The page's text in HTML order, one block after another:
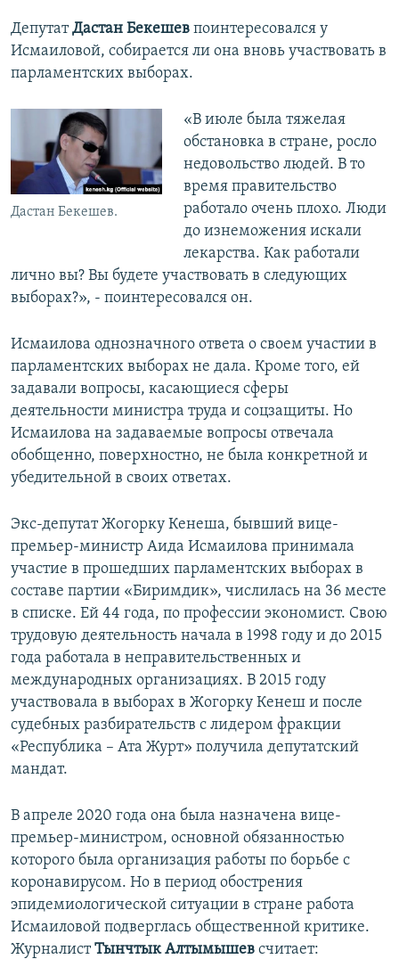
ДепутатДастан Бекешев поинтересовался у
Исмаиловой, собирается ли она вновь участвовать в
парламентских выборах.
Дастан Бекешев.
«В июле была тяжелая
обстановка в стране, росло
недовольство людей. В то
время правительство
работало очень плохо. Люди
до изнеможения искали
лекарства. Как работали
лично вы? Вы будете участвовать в следующих
выборах?», - поинтересовался он.
Исмаилова однозначного ответа о своем участии в
парламентских выборах не дала. Кроме того, ей
задавали вопросы, касающиеся сферы
деятельности министра труда и соцзащиты. Но
Исмаилова на задаваемые вопросы отвечала
обобщенно, поверхностно, не была конкретной и
убедительной в своих ответах.
Экс-депутат Жогорку Кенеша, бывший вице-
премьер-министр Аида Исмаилова принимала
участие в прошедших парламентских выборах в
составе партии «Биримдик», числилась на 36 месте
в списке. Ей 44 года, по профессии экономист. Свою
трудовую деятельность начала в 1998 году и до 2015
года работала в неправительственных и
международных организациях. В 2015 году
участвовала в выборах в Жогорку Кенеш и после
судебных разбирательств с лидером фракции
«Республика – Ата Журт» получила депутатский
мандат.
В апреле 2020 года она была назначена вице-
премьер-министром, основной обязанностью
которого была организация работы по борьбе с
коронавирусом. Но в период обострения
эпидемиологической ситуации в стране работа
Исмаиловой подверглась общественной критике.
ЖурналистТынчтык Алтымышев считает: